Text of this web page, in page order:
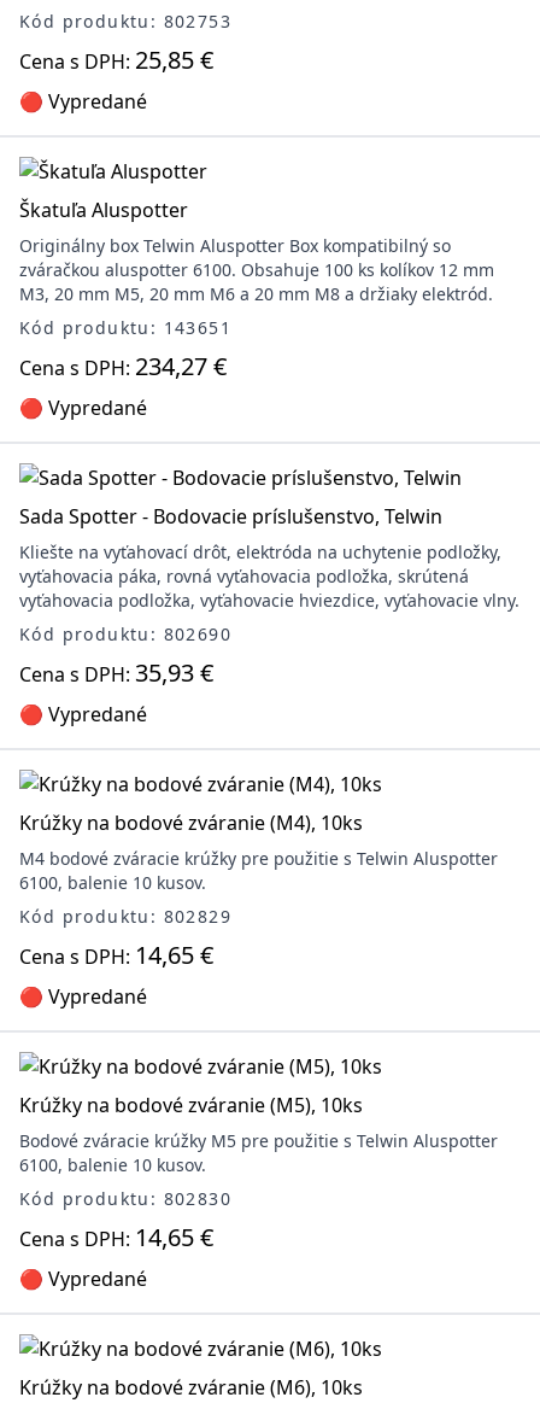
Kód produktu: 802753
Cena s DPH: 25,85 €
🔴 Vypredané
Škatuľa Aluspotter
Originálny box Telwin Aluspotter Box kompatibilný so
zváračkou aluspotter 6100. Obsahuje 100 ks kolíkov 12 mm
M3, 20 mm M5, 20 mm M6 a 20 mm M8 a držiaky elektród.
Kód produktu: 143651
Cena s DPH: 234,27 €
🔴 Vypredané
Sada Spotter - Bodovacie príslušenstvo, Telwin
Kliešte na vyťahovací drôt, elektróda na uchytenie podložky,
vyťahovacia páka, rovná vyťahovacia podložka, skrútená
vyťahovacia podložka, vyťahovacie hviezdice, vyťahovacie vlny.
Kód produktu: 802690
Cena s DPH: 35,93 €
🔴 Vypredané
Krúžky na bodové zváranie (M4), 10ks
M4 bodové zváracie krúžky pre použitie s Telwin Aluspotter
6100, balenie 10 kusov.
Kód produktu: 802829
Cena s DPH: 14,65 €
🔴 Vypredané
Krúžky na bodové zváranie (M5), 10ks
Bodové zváracie krúžky M5 pre použitie s Telwin Aluspotter
6100, balenie 10 kusov.
Kód produktu: 802830
Cena s DPH: 14,65 €
🔴 Vypredané
Krúžky na bodové zváranie (M6), 10ks